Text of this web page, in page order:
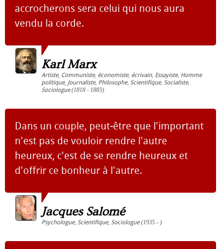
accrocherons sera celui qui nous aura
vendu la corde.
Karl Marx
Artiste, Communiste, économiste, écrivain, Essayiste, Homme
politique, Journaliste, Philosophe, Scientifique, Socialiste,
Sociologue(1818 - 1883)
Dans un couple, peut-être que l'important
n'est pas de vouloir rendre l'autre
heureux, c'est de se rendre heureux et
d'offrir ce bonheur à l'autre.
Jacques Salomé
Psychologue, Scientifique, Sociologue(1935 - )